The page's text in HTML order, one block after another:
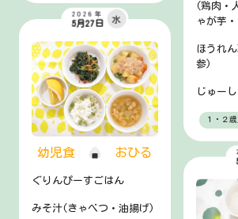
(鶏肉・
ゃが芋
ほうれ
参)
じゅー
１・２
幼児食 おひる
2026年
5月27日
水
ぐりんぴーすごはん
みそ汁(きゃべつ・油揚げ)